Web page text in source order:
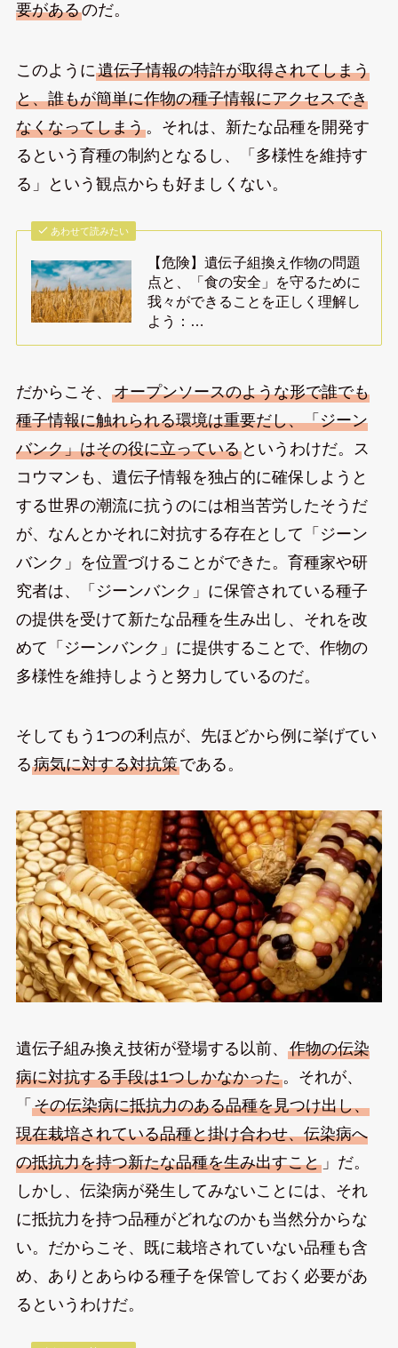
要があるのだ。
このように遺伝子情報の特許が取得されてしまう
と、誰もが簡単に作物の種子情報にアクセスでき
なくなってしまう。それは、新たな品種を開発す
るという育種の制約となるし、「多様性を維持す
る」という観点からも好ましくない。
あわせて読みたい
【危険】遺伝子組換え作物の問題
点と、「食の安全」を守るために
我々ができることを正しく理解し
よう：…
だからこそ、 オープンソースのような形で誰でも
種子情報に触れられる環境は重要だし、「ジーン
バンク」はその役に立っているというわけだ。ス
コウマンも、遺伝子情報を独占的に確保しようと
する世界の潮流に抗うのには相当苦労したそうだ
が、なんとかそれに対抗する存在として「ジーン
バンク」を位置づけることができた。育種家や研
究者は、「ジーンバンク」に保管されている種子
の提供を受けて新たな品種を生み出し、それを改
めて「ジーンバンク」に提供することで、作物の
多様性を維持しようと努力しているのだ。
そしてもう1つの利点が、先ほどから例に挙げてい
る病気に対する対抗策である。
遺伝子組み換え技術が登場する以前、 作物の伝染
病に対抗する手段は1つしかなかった。それが、
「 その伝染病に抵抗力のある品種を見つけ出し、
現在栽培されている品種と掛け合わせ、伝染病へ
の抵抗力を持つ新たな品種を生み出すこと」だ。
しかし、伝染病が発生してみないことには、それ
に抵抗力を持つ品種がどれなのかも当然分からな
い。だからこそ、既に栽培されていない品種も含
め、ありとあらゆる種子を保管しておく必要があ
るというわけだ。